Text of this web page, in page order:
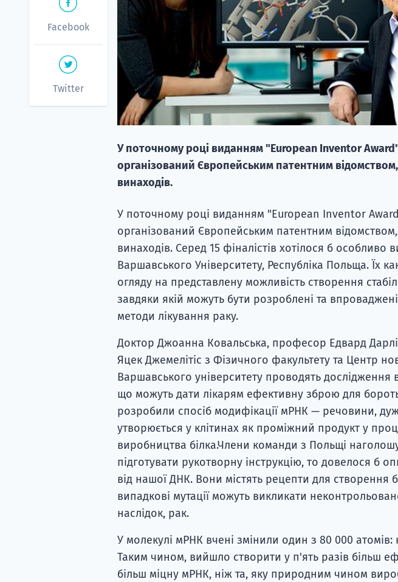
Facebook
Twitter
У поточному році виданням "European Inventor
організований Європейським патентним
винаходів.
У поточному році виданням "European Inventor
організований Європейським патентним
винаходів. Серед 15 фіналістів хотілося б особливо
Варшавського Університету, Республіка Польща. Їх
огляду на представлену можливість створення
завдяки якій можуть бути розроблені та
методи лікування раку.
Доктор Джоанна Ковальська, професор Едвард
Яцек Джемелітіс з Фізичного факультету та Центр
Варшавського університету проводять дослідження
що можуть дати лікарям ефективну зброю для
розробили спосіб модифікації мРНК — речовини,
утворюється у клітинах як проміжний продукт у
виробництва білка.Члени команди з Польщі
підготувати рукотворну інструкцію, то довелося б
від нашої ДНК. Вони містять рецепти для створення
випадкові мутації можуть викликати
наслідок, рак.
У молекулі мРНК вчені змінили один з 80 000
Таким чином, вийшло створити у п'ять разів більш
більш міцну мРНК, ніж та, яку природним чином